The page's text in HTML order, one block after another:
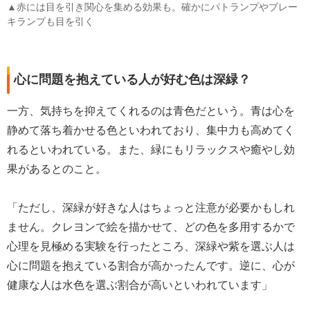
▲赤には目を引き関心を集める効果も。確かにパトランプやブレー
キランプも目を引く
心に問題を抱えている人が好む色は深緑？
一方、気持ちを抑えてくれるのは青色だという。青は心を
静めて落ち着かせる色といわれており、集中力も高めてく
れるといわれている。また、緑にもリラックスや癒やし効
果があるとのこと。
「ただし、深緑が好きな人はちょっと注意が必要かもしれ
ません。クレヨンで絵を描かせて、どの色を多用するかで
心理を見極める実験を行ったところ、深緑や紫を選ぶ人は
心に問題を抱えている割合が高かったんです。逆に、心が
健康な人は水色を選ぶ割合が高いといわれています」